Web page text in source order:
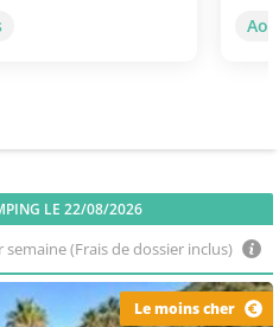
LE 22/08/2026
semaine (Frais de dossier inclus)
Le moins cher